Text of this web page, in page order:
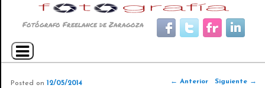
Fotógrafo Freelance de Zaragoza
Ir al contenido principal
Ir al contenido secundario
Navegador de artículos ← Anterior Siguiente →
Posted on12/05/2014